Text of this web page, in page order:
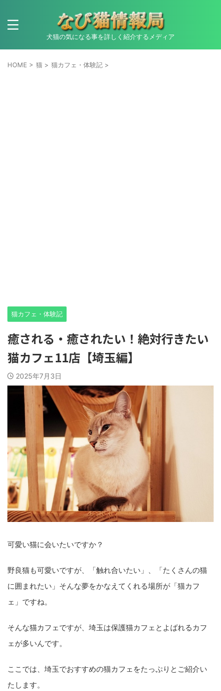
犬猫の気になる事を詳しく紹介するメディア
HOME > 猫 > 猫カフェ・体験記 >
猫カフェ・体験記
癒される・癒されたい！絶対行きたい
猫カフェ11店【埼玉編】
2025年7月3日
可愛い猫に会いたいですか？
野良猫も可愛いですが、「触れ合いたい」、「たくさんの猫
に囲まれたい」そんな夢をかなえてくれる場所が「猫カフ
ェ」ですね。
そんな猫カフェですが、埼玉は保護猫カフェとよばれるカフ
ェが多いんです。
ここでは、埼玉でおすすめの猫カフェをたっぷりとご紹介い
たします。